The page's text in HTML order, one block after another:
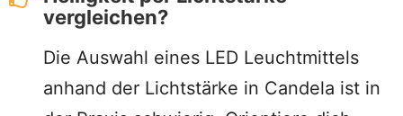
vergleichen?
Die Auswahl eines LED Leuchtmittels
anhand der Lichtstärke in Candela ist in